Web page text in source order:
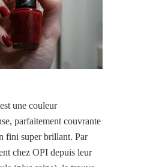
est une couleur
parfaitement couvrante
fini super brillant. Par
chez OPI depuis leur